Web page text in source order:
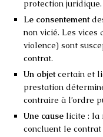
protection juridique.
Le consentement
non vicié. Les vices
violence) sont
contrat.
Un objetcertain et
prestation
contraire à l’ordre
Une cause licite : la
concluent le